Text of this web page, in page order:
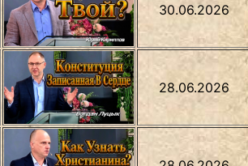
30.06.2026
28.06.2026